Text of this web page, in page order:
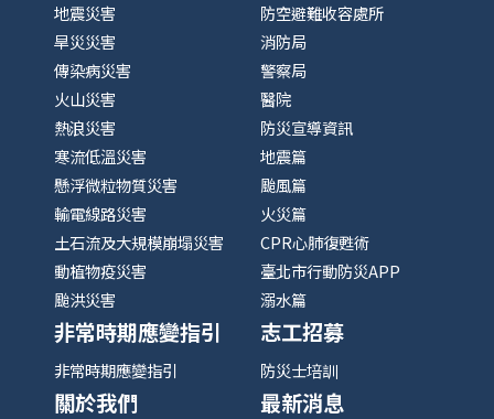
地震災害
旱災災害
傳染病災害
火山災害
熱浪災害
寒流低溫災害
懸浮微粒物質災害
輸電線路災害
土石流及大規模崩塌災害
動植物疫災害
颱洪災害
防空避難收容處所
消防局
警察局
醫院
防災宣導資訊
地震篇
颱風篇
火災篇
CPR心肺復甦術
臺北市行動防災APP
溺水篇
非常時期應變指引
非常時期應變指引
志工招募
防災士培訓
關於我們 最新消息